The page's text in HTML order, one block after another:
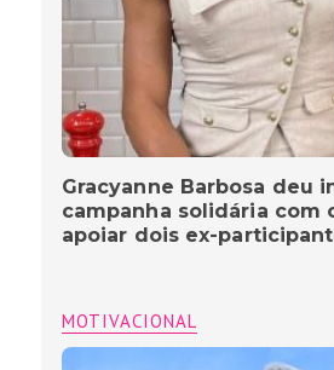
Gracyanne Barbosa deu
campanha solidária com
apoiar dois ex-
MOTIVACIONAL